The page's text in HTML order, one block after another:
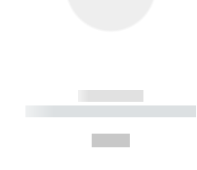
------------
----------- ----------- --------